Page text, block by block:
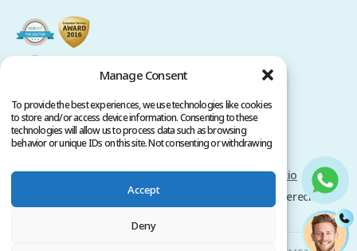
Manage Consent
To provide the best experiences, we use technologies like cookies
to store and/or access device information. Consenting to these
technologies will allow us to process data such as browsing
behavior or unique IDs on this site. Not consenting or withdrawing
Accept
Deny
Politica de privacidad
Términos del servicio
Copyright @ 2026 www.clinicana.com. Todos los derechos
reservados.